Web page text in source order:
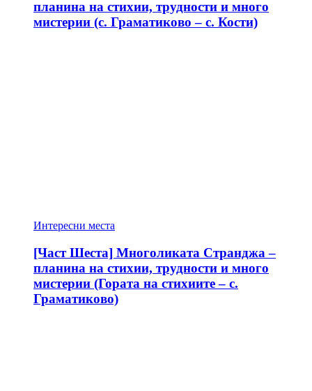
планина на стихии, трудности и много
мистерии (с. Граматиково – с. Кости)
Интересни места
[Част Шеста] Многоликата Странджа –
планина на стихии, трудности и много
мистерии (Гората на стихиите – с.
Граматиково)